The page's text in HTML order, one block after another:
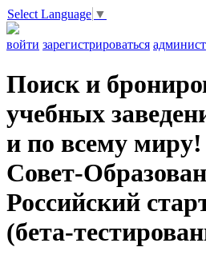
Select Language ▼
войти зарегистрироваться
Поиск и
учебных
и по всему миру!
Совет-
Российский
(бета-